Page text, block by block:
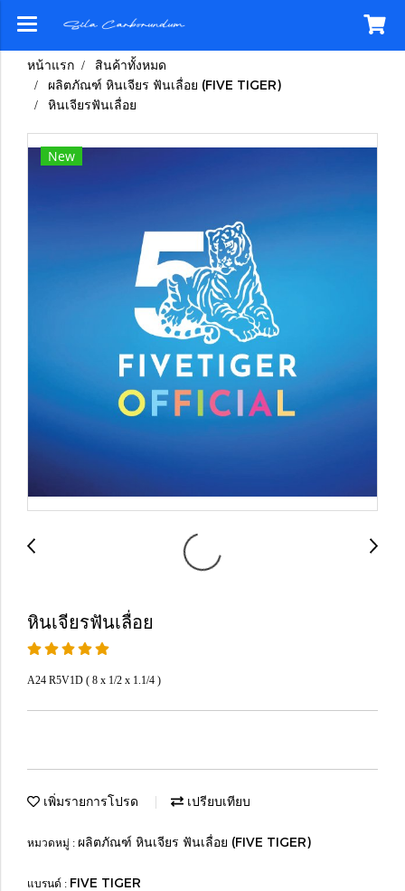
หน้าแรก
สินค้าทั้งหมด
ผลิตภัณฑ์ หินเจียร ฟันเลื่อย (FIVE TIGER)
หินเจียรฟันเลื่อย
New
หินเจียรฟันเลื่อย
A24 R5V1D ( 8 x 1/2 x 1.1/4 )
เพิ่มรายการโปรด เปรียบเทียบ
หมวดหมู่ : ผลิตภัณฑ์ หินเจียร ฟันเลื่อย (FIVE TIGER)
แบรนด์ : FIVE TIGER